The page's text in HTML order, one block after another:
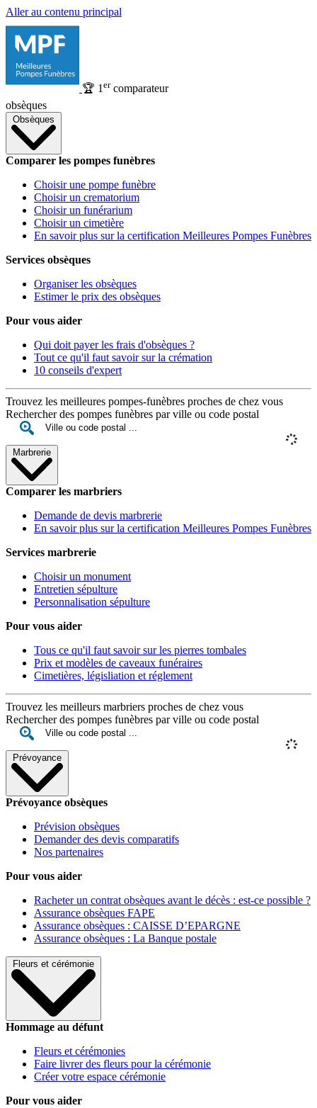
Aller au contenu principal
🏆 1 ercomparateur
obsèques
Obsèques
Comparer les pompes funèbres
Choisir une pompe funèbre
Choisir un crematorium
Choisir un funérarium
Choisir un cimetière
En savoir plus sur la certification Meilleures Pompes Funèbres
Services obsèques
Organiser les obsèques
Estimer le prix des obsèques
Pour vous aider
Qui doit payer les frais d'obsèques ?
Tout ce qu'il faut savoir sur la crémation
10 conseils d'expert
Trouvez les meilleures pompes-funèbres proches de chez vous
Rechercher des pompes funèbres par ville ou code postal
Marbrerie
Comparer les marbriers
Demande de devis marbrerie
En savoir plus sur la certification Meilleures Pompes Funèbres
Services marbrerie
Choisir un monument
Entretien sépulture
Personnalisation sépulture
Pour vous aider
Tous ce qu'il faut savoir sur les pierres tombales
Prix et modèles de caveaux funéraires
Cimetières, législiation et réglement
Trouvez les meilleurs marbriers proches de chez vous
Rechercher des pompes funèbres par ville ou code postal
Prévoyance
Prévoyance obsèques
Prévision obsèques
Demander des devis comparatifs
Nos partenaires
Pour vous aider
Racheter un contrat obsèques avant le décès : est-ce possible ?
Assurance obsèques FAPE
Assurance obsèques : CAISSE D’EPARGNE
Assurance obsèques : La Banque postale
Fleurs et cérémonie
Hommage au défunt
Fleurs et cérémonies
Faire livrer des fleurs pour la cérémonie
Créer votre espace cérémonie
Pour vous aider